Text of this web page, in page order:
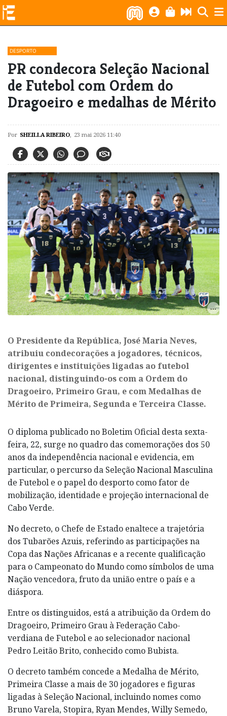
DESPORTO
PR condecora Seleção Nacional
de Futebol com Ordem do
Dragoeiro e medalhas de Mérito
Por SHEILLA RIBEIRO, 23 mai 2026 11:40
O Presidente da República, José Maria Neves,
atribuiu condecorações a jogadores, técnicos,
dirigentes e instituições ligadas ao futebol
nacional, distinguindo-os com a Ordem do
Dragoeiro, Primeiro Grau, e com Medalhas de
Mérito de Primeira, Segunda e Terceira Classe.
O diploma publicado no Boletim Oficial desta sexta-
feira, 22, surge no quadro das comemorações dos 50
anos da independência nacional e evidencia, em
particular, o percurso da Seleção Nacional Masculina
de Futebol e o papel do desporto como fator de
mobilização, identidade e projeção internacional de
Cabo Verde.
No decreto, o Chefe de Estado enaltece a trajetória
dos Tubarões Azuis, referindo as participações na
Copa das Nações Africanas e a recente qualificação
para o Campeonato do Mundo como símbolos de uma
Nação vencedora, fruto da união entre o país e a
diáspora.
Entre os distinguidos, está a atribuição da Ordem do
Dragoeiro, Primeiro Grau à Federação Cabo-
verdiana de Futebol e ao selecionador nacional
Pedro Leitão Brito, conhecido como Bubista.
O decreto também concede a Medalha de Mérito,
Primeira Classe a mais de 30 jogadores e figuras
ligadas à Seleção Nacional, incluindo nomes como
Bruno Varela, Stopira, Ryan Mendes, Willy Semedo,